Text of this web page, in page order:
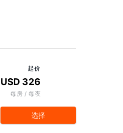
起价
USD 326
每房 / 每夜
选择